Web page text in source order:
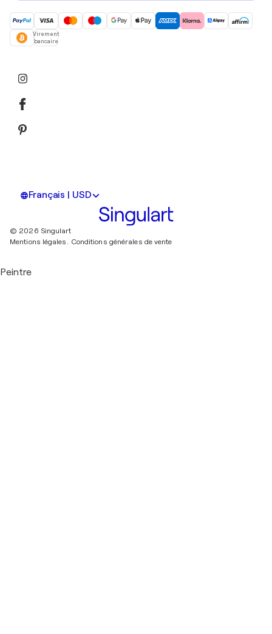
Virement
bancaire
Français | USD
© 2026 Singulart
Mentions légales. Conditions générales de vente
Peintre